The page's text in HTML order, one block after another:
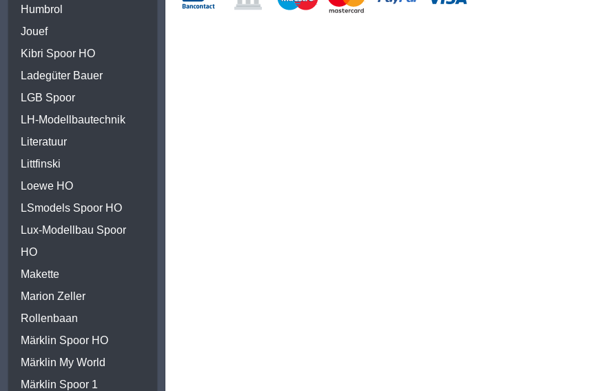
Humbrol
Jouef
Kibri Spoor HO
Ladegüter Bauer
LGB Spoor
LH-Modellbautechnik
Literatuur
Littfinski
Loewe HO
LSmodels Spoor HO
Lux-Modellbau Spoor
HO
Makette
Marion Zeller
Rollenbaan
Märklin Spoor HO
Märklin My World
Märklin Spoor 1